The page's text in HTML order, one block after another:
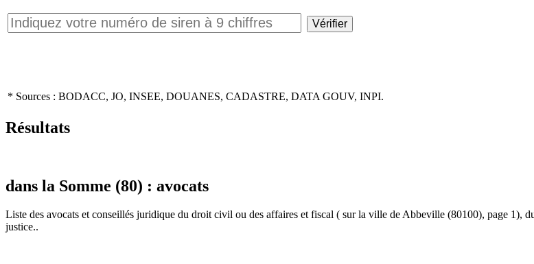
* Sources : BODACC, JO, INSEE, DOUANES, CADASTRE, DATA GOUV, INPI.
Résultats
dans la Somme (80) : avocats
Liste des avocats et conseillés juridique du droit civil ou des affaires et fiscal ( sur la ville de Abbeville (80100), page 1),
justice..